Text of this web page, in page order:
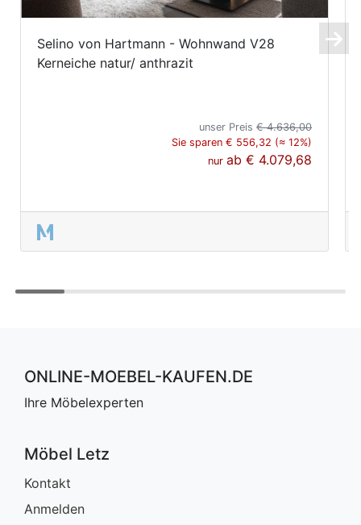
Selino von Hartmann - Wohnwand V28
Kerneiche natur/ anthrazit
unser Preis€ 4.636,00
Sie sparen € 556,32 (≈ 12%)
nurab€ 4.079,68
ONLINE-MOEBEL-KAUFEN.DE
Ihre Möbelexperten
Möbel Letz
Kontakt
Anmelden